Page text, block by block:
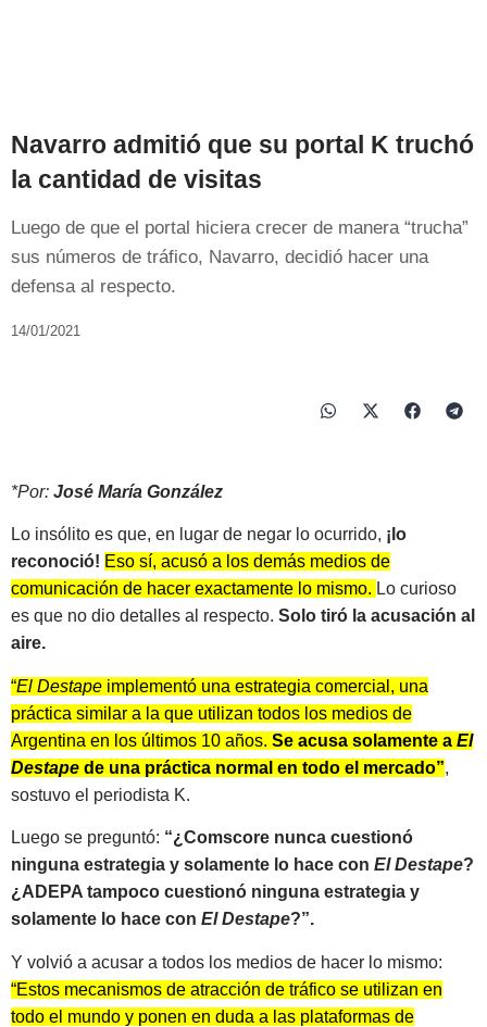
Navarro admitió que su portal K truchó
la cantidad de visitas
Luego de que el portal hiciera crecer de manera “trucha”
sus números de tráfico, Navarro, decidió hacer una
defensa al respecto.
14/01/2021
*Por: José María González
Lo insólito es que, en lugar de negar lo ocurrido, ¡lo
reconoció! Eso sí, acusó a los demás medios de
comunicación de hacer exactamente lo mismo. Lo curioso
es que no dio detalles al respecto. Solo tiró la acusación al
aire.
“El Destape implementó una estrategia comercial, una
práctica similar a la que utilizan todos los medios de
Argentina en los últimos 10 años. Se acusa solamente a El
Destape de una práctica normal en todo el mercado”,
sostuvo el periodista K.
Luego se preguntó: “¿Comscore nunca cuestionó
ninguna estrategia y solamente lo hace con El Destape?
¿ADEPA tampoco cuestionó ninguna estrategia y
solamente lo hace con El Destape?”.
Y volvió a acusar a todos los medios de hacer lo mismo:
“Estos mecanismos de atracción de tráfico se utilizan en
todo el mundo y ponen en duda a las plataformas de